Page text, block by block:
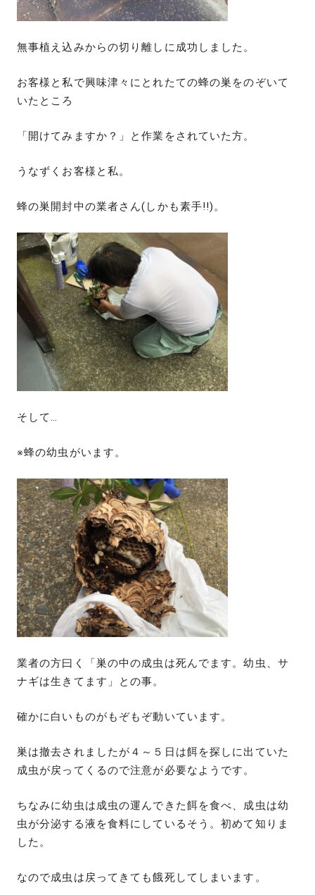
無事植え込みからの切り離しに成功しました。
お客様と私で興味津々にとれたての蜂の巣をのぞいて
いたところ
「開けてみますか？」と作業をされていた方。
うなずくお客様と私。
蜂の巣開封中の業者さん(しかも素手!!)。
そして…
※蜂の幼虫がいます。
業者の方曰く「巣の中の成虫は死んでます。幼虫、サ
ナギは生きてます」との事。
確かに白いものがもぞもぞ動いています。
巣は撤去されましたが４～５日は餌を探しに出ていた
成虫が戻ってくるので注意が必要なようです。
ちなみに幼虫は成虫の運んできた餌を食べ、成虫は幼
虫が分泌する液を食料にしているそう。初めて知りま
した。
なので成虫は戻ってきても餓死してしまいます。